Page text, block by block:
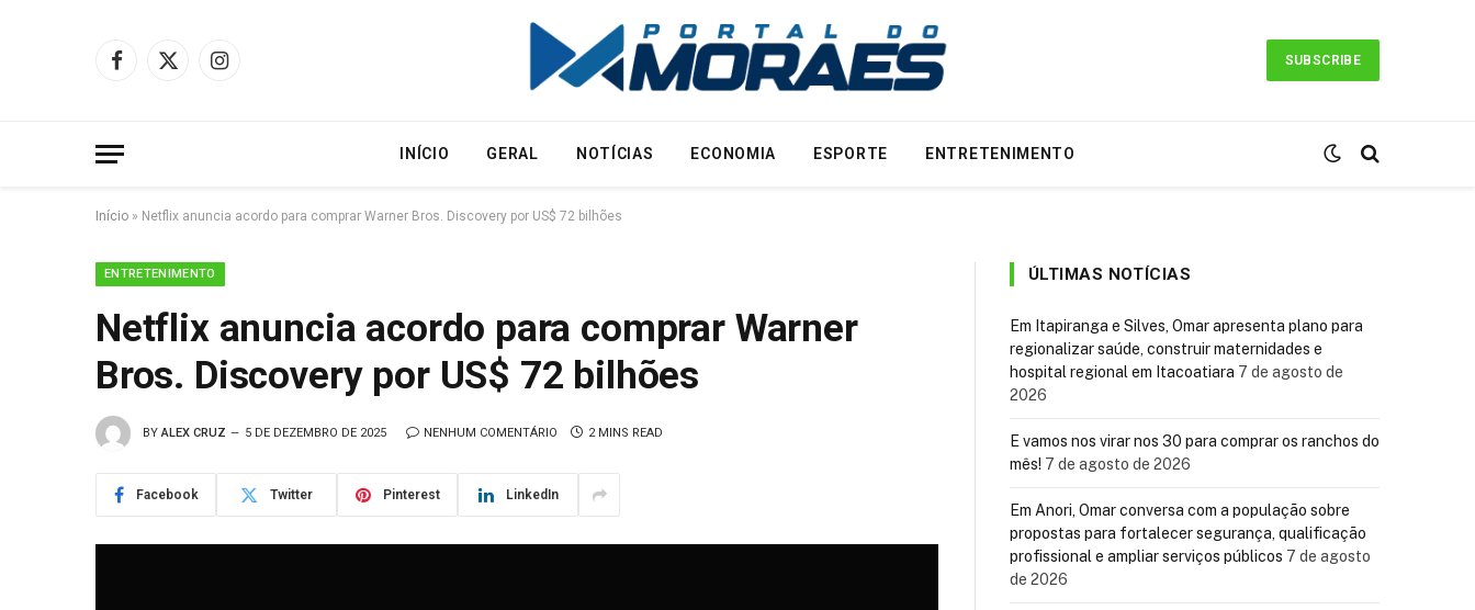
Facebook
X
Instagram
SUBSCRIBE
INÍCIO GERAL NOTÍCIAS ECONOMIA ESPORTE ENTRETENIMENTO
Início » Netflix anuncia acordo para comprar Warner Bros. Discovery por US$ 72 bilhões
ENTRETENIMENTO
Netflix anuncia acordo para comprar Warner
Bros. Discovery por US$ 72 bilhões
BY ALEX CRUZ 5 DE DEZEMBRO DE 2025 NENHUM COMENTÁRIO 2 MINS READ
Facebook Twitter Pinterest LinkedIn
ÚLTIMAS NOTÍCIAS
Em Itapiranga e Silves, Omar apresenta plano para
regionalizar saúde, construir maternidades e
hospital regional em Itacoatiara 7 de agosto de
2026
E vamos nos virar nos 30 para comprar os ranchos do
mês! 7 de agosto de 2026
Em Anori, Omar conversa com a população sobre
propostas para fortalecer segurança, qualificação
profissional e ampliar serviços públicos 7 de agosto
de 2026